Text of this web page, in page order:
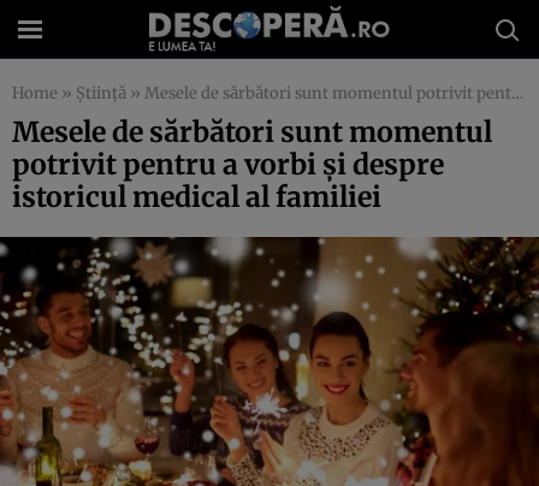
Home » Știință » Mesele de sărbători sunt momentul potrivit pentru a vorbi și despre istoricul medical al familiei
Mesele de sărbători sunt momentul
potrivit pentru a vorbi și despre
istoricul medical al familiei